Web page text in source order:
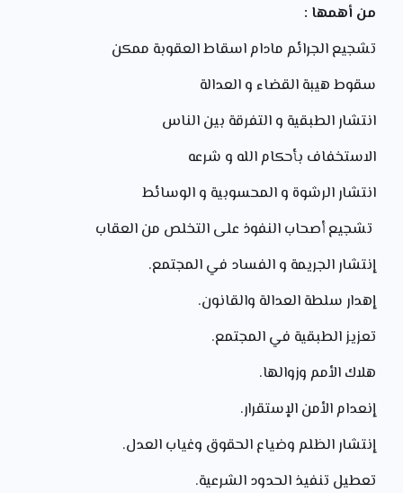
من أهمها :
تشجيع الجرائم مادام اسقاط العقوبة ممكن
سقوط هيبة القضاء و العدالة
انتشار الطبقية و التفرقة بين الناس
الاستخفاف بأحكام الله و شرعه
انتشار الرشوة و المحسوبية و الوسائط
تشجيع أصحاب النفوذ على التخلص من العقاب
إنتشار الجريمة و الفساد في المجتمع.
إهدار سلطة العدالة والقانون.
تعزيز الطبقية في المجتمع.
هلاك الأمم وزوالها.
إنعدام الأمن الإستقرار.
إنتشار الظلم وضياع الحقوق وغياب العدل.
تعطيل تنفيذ الحدود الشرعية.